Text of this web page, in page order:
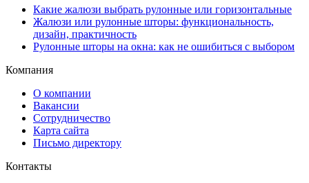
Какие жалюзи выбрать рулонные или горизонтальные
Жалюзи или рулонные шторы: функциональность,
дизайн, практичность
Рулонные шторы на окна: как не ошибиться с выбором
Компания
О компании
Вакансии
Сотрудничество
Карта сайта
Письмо директору
Контакты